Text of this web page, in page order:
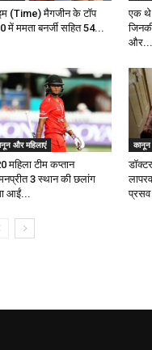
(Time) मैगजीन के टॉप
में ममता बनर्जी सहित 54...
एक थे
और...
और महिलाएं
महिला टीम कप्तान
3 स्थान की छलांग
आईं...
कानून
प्रसव